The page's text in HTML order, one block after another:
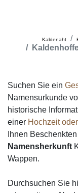
Kaldenaht
Suchen Sie ein
Namensurkunde
historische
einer Hochzeit
Ihnen
Namensherkunft
Wappen.
Durchsuchen Sie